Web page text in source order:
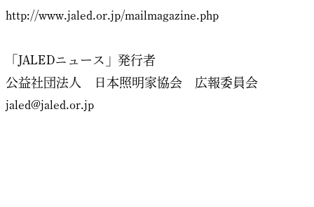
http://www.jaled.or.jp/mailmagazine.php
「JALEDニュース」発行者
公益社団法人 日本照明家協会 広報委員会
jaled@jaled.or.jp